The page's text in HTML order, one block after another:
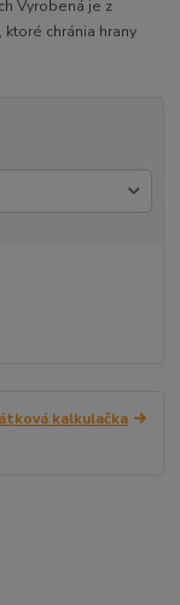
Vyrobená je z
chránia hrany
kalkulačka